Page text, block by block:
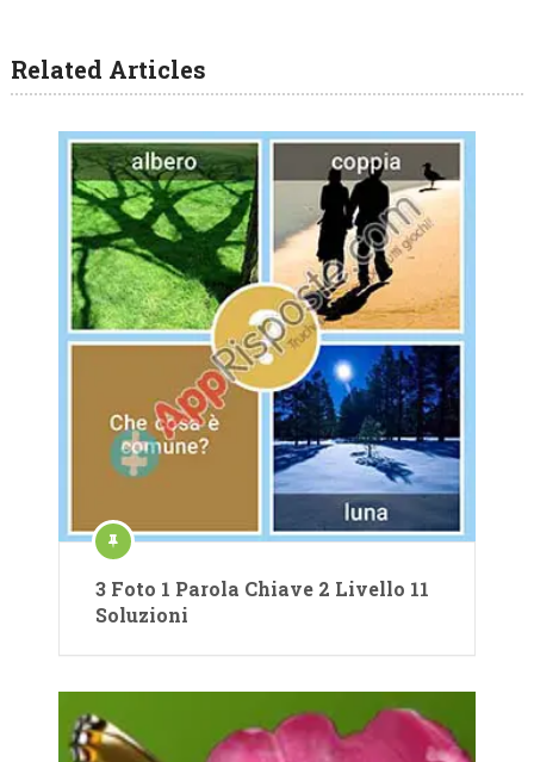
Related Articles
3 Foto 1 Parola Chiave 2 Livello 11
Soluzioni